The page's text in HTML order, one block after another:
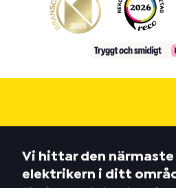
Vi hittar den
elektrikern i ditt